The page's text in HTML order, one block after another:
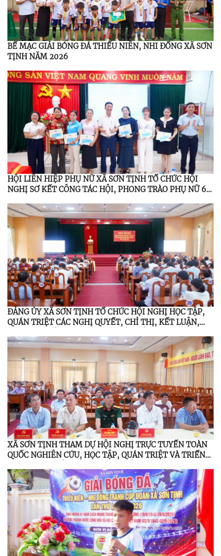
BẾ MẠC GIẢI BÓNG ĐÁ THIẾU NIÊN, NHI ĐỒNG XÃ SƠN
TỊNH NĂM 2026
HỘI LIÊN HIỆP PHỤ NỮ XÃ SƠN TỊNH TỔ CHỨC HỘI
NGHỊ SƠ KẾT CÔNG TÁC HỘI, PHONG TRÀO PHỤ NỮ 6
ĐOẠN 2021 – 2026
ĐẢNG ỦY XÃ SƠN TỊNH TỔ CHỨC HỘI NGHỊ HỌC TẬP,
QUÁN TRIỆT CÁC NGHỊ QUYẾT, CHỈ THỊ, KẾT LUẬN,
XÃ SƠN TỊNH THAM DỰ HỘI NGHỊ TRỰC TUYẾN TOÀN
QUỐC NGHIÊN CỨU, HỌC TẬP, QUÁN TRIỆT VÀ TRIỂN
BAN CHẤP HÀNH TRUNG ƯƠNG ĐẢNG KHÓA XIV